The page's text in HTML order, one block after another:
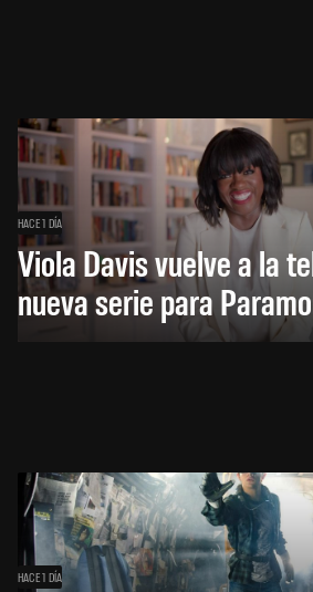
HACE 1 DÍA
Viola Davis vuelve a la
nueva serie para
HACE 1 DÍA